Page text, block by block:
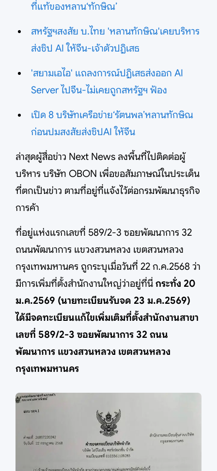
ที่แท้ของหลาน‘ทักษิณ’
สหรัฐฯสงสัย บ.ไทย 'หลานทักษิณ'เคยบริหาร
ส่งชิป AI ให้จีน-เจ้าตัวปฏิเสธ
'สยามเอไอ' แถลงการณ์ปฏิเสธส่งออก AI
Server ไปจีน-ไม่เคยถูกสหรัฐฯ ฟ้อง
เปิด 8 บริษัทเครือข่าย‘รัตนพล’หลานทักษิณ
ก่อนปมสงสัยส่งชิปAI ให้จีน
ล่าสุดผู้สื่อข่าว Next News ลงพื้นที่ไปติดต่อผู้
บริหาร บริษัท OBON เพื่อขอสัมภาษณ์ในประเด็น
ที่ตกเป็นข่าว ตามที่อยู่ที่แจ้งไว้ต่อกรมพัฒนาธุรกิจ
การค้า
ที่อยู่แห่งแรกเลขที่ 589/2-3 ซอยพัฒนาการ 32
ถนนพัฒนาการ แขวงสวนหลวง เขตสวนหลวง
กรุงเทพมหานคร ถูกระบุเมื่อวันที่ 22 ก.ค.2568 ว่า
มีการเพิ่มที่ตั้งสำนักงานใหญ่ว่าอยู่ที่นี่ กระทั่ง 20
ม.ค.2569 (นายทะเบียนรับจด 23 ม.ค.2569)
ได้มีจดทะเบียนแก้ไขเพิ่มเติมที่ตั้งสำนักงานสาขา
เลขที่ 589/2-3 ซอยพัฒนาการ 32 ถนน
พัฒนาการ แขวงสวนหลวง เขตสวนหลวง
กรุงเทพมหานคร